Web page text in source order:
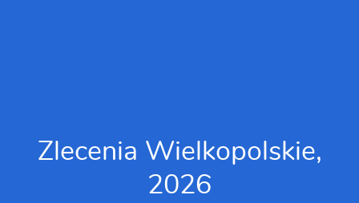
Zlecenia Wielkopolskie,
2026